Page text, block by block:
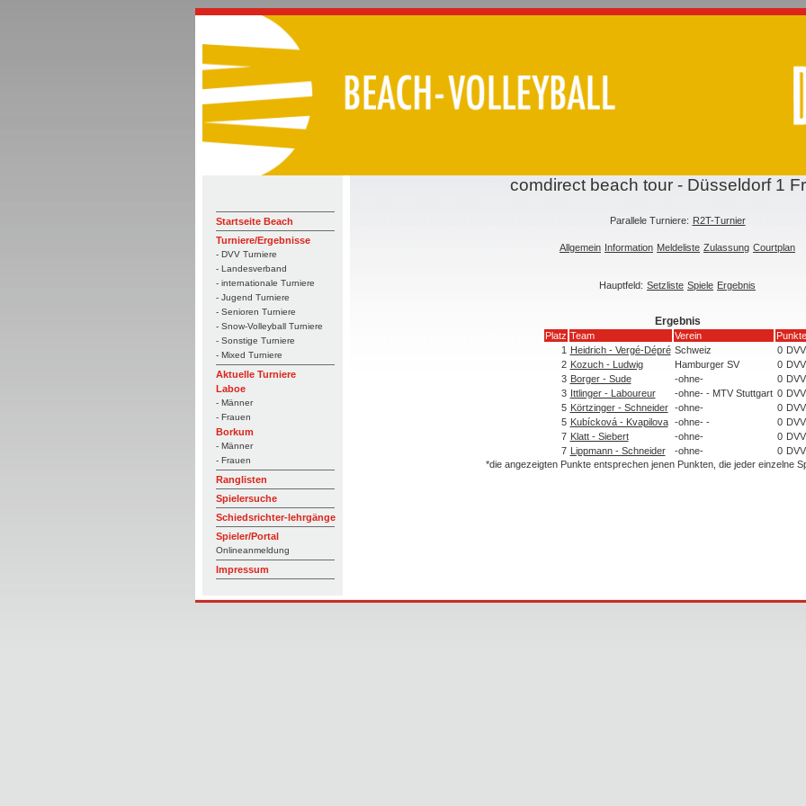
Startseite Beach
Turniere/Ergebnisse
- DVV Turniere
- Landesverband
- internationale Turniere
- Jugend Turniere
- Senioren Turniere
- Snow-Volleyball Turniere
- Sonstige Turniere
- Mixed Turniere
Aktuelle Turniere
Laboe
- Männer
- Frauen
Borkum
- Männer
- Frauen
Ranglisten
Spielersuche
Schiedsrichter-lehrgänge
Spieler/Portal
Onlineanmeldung
Impressum
comdirect beach tour - Düsseldorf 1
Parallele Turniere: R2T-Turnier
Allgemein Information Meldeliste Zulassung Courtplan
Hauptfeld: Setzliste Spiele Ergebnis
Ergebnis
Platz Team Verein
1 Heidrich - Vergé-Dépré Schweiz 0 DVV
2 Kozuch - Ludwig Hamburger SV 0 DVV
3 Borger - Sude -ohne- 0 DVV
3 Ittlinger - Laboureur -ohne- - MTV Stuttgart 0 DVV
5 Körtzinger - Schneider -ohne- 0 DVV
5 Kubícková - Kvapilova -ohne- - 0 DVV
7 Klatt - Siebert -ohne- 0 DVV
7 Lippmann - Schneider -ohne- 0 DVV
*die angezeigten Punkte entsprechen jenen Punkten, die jeder einzelne